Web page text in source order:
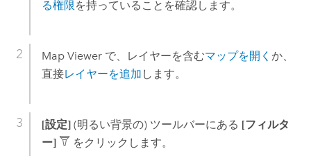
る権限を持っていることを確認します。
Map Viewerで、レイヤーを含むマップを開く か、
直接レイヤーを追加 します。
[設定](明るい背景の) ツールバーにある [フィルタ
ー]
をクリックします。